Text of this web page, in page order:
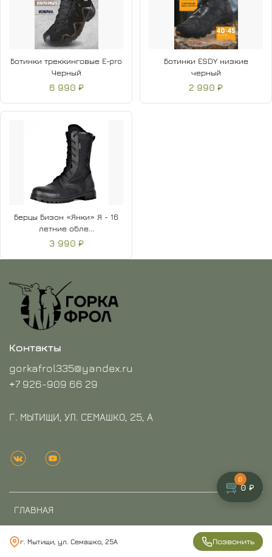
г. Мытищи, ул. Семашко, 25А Позвонить
Ботинки треккинговые E-pro
Черный
6 990 ₽
Ботинки ESDY низкие
черный
2 990 ₽
Берцы Бизон «Янки» Я - 16
летние обле...
3 990 ₽
ГЛАВНАЯ
Контакты
gorkafrol335@yandex.ru
+7 926-909 66 29
Г. МЫТИЩИ, УЛ. СЕМАШКО, 25, А
🛒
0
0 ₽